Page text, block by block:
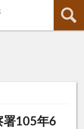
署105年6